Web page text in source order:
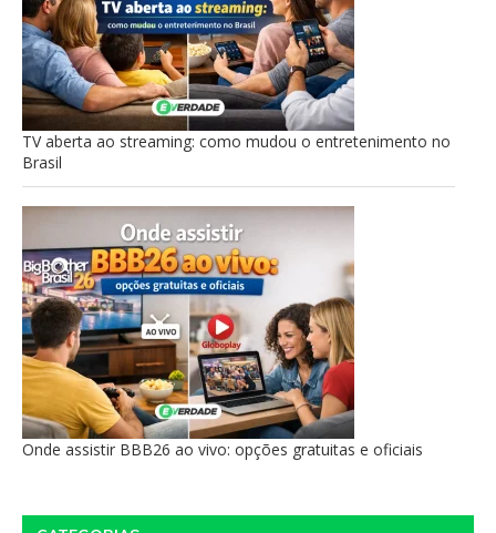
TV aberta ao streaming: como mudou o entretenimento no
Brasil
Onde assistir BBB26 ao vivo: opções gratuitas e oficiais